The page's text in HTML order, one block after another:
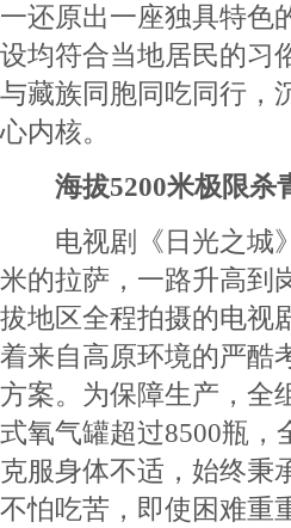
一还原出一座独具特
设均符合当地居民的习
与藏族同胞同吃同行，
心内核。
海拔5200米极限杀
电视剧《日光之城》
米的拉萨，一路升高到
拔地区全程拍摄的电视
着来自高原环境的严酷
方案。为保障生产，全
式氧气罐超过8500瓶，
克服身体不适，始终
不怕吃苦，即使困难重